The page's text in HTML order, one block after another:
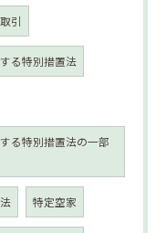
引
る特別措置法
る特別措置法の一部
特定空家